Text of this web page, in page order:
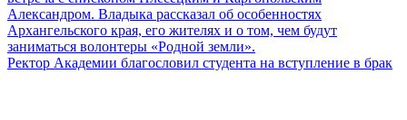
Александром. Владыка рассказал об особенностях
Архангельского края, его жителях и о том, чем будут
заниматься волонтеры «Родной земли».
Ректор Академии благословил студента на вступление в брак